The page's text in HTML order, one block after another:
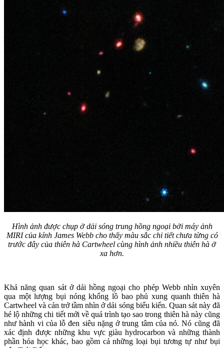
Hình ảnh được chụp ở dải sóng trung hồng ngoại bởi máy ảnh
MIRI của kính James Webb cho thấy màu sắc chi tiết chưa từng có
trước đây của thiên hà Cartwheel cùng hình ảnh nhiều thiên hà ở
xa hơn.
Khả năng quan sát ở dải hồng ngoại cho phép Webb nhìn xuyên
qua một lượng bụi nóng khổng lồ bao phủ xung quanh thiên hà
Cartwheel và cản trở tầm nhìn ở dải sóng biểu kiến. Quan sát này đã
hé lộ những chi tiết mới về quá trình tạo sao trong thiên hà này cũng
như hành vi của lỗ đen siêu nặng ở trung tâm của nó. Nó cũng đã
xác định được những khu vực giàu hydrocarbon và những thành
phần hóa học khác, bao gồm cả những loại bụi tương tự như bụi